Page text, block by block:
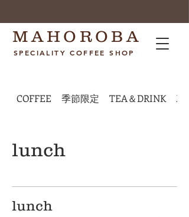
MAHOROBA
SPECIALITY COFFEE SHOP
COFFEE 季節限定 TEA＆DRINK
lunch
lunch